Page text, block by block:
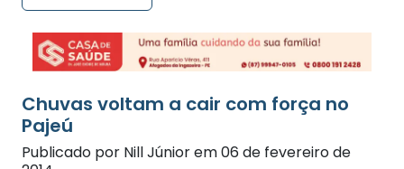
Pajeú
Publicado por Nill Júnior em 06 de fevereiro de
2014